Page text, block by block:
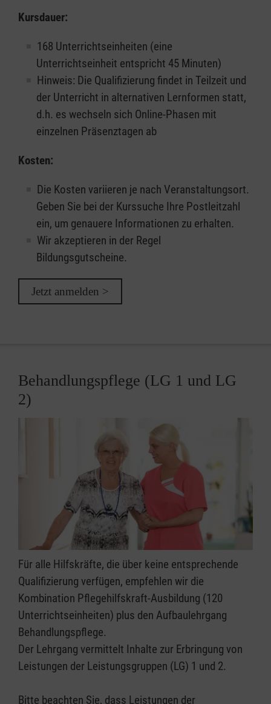
Kursdauer:
168 Unterrichtseinheiten (eine
Unterrichtseinheit entspricht 45 Minuten)
Hinweis: Die Qualifizierung findet in Teilzeit und
der Unterricht in alternativen Lernformen statt,
d.h. es wechseln sich Online-Phasen mit
einzelnen Präsenztagen ab
Kosten:
Die Kosten variieren je nach Veranstaltungsort.
Geben Sie bei der Kurssuche Ihre Postleitzahl
ein, um genauere Informationen zu erhalten.
Wir akzeptieren in der Regel
Bildungsgutscheine.
Jetzt anmelden >
Behandlungspflege (LG 1 und LG
2)
Für alle Hilfskräfte, die über keine entsprechende
Qualifizierung verfügen, empfehlen wir die
Kombination Pflegehilfskraft-Ausbildung (120
Unterrichtseinheiten) plus den Aufbaulehrgang
Behandlungspflege.
Der Lehrgang vermittelt Inhalte zur Erbringung von
Leistungen der Leistungsgruppen (LG) 1 und 2.
Bitte beachten Sie, dass Leistungen der